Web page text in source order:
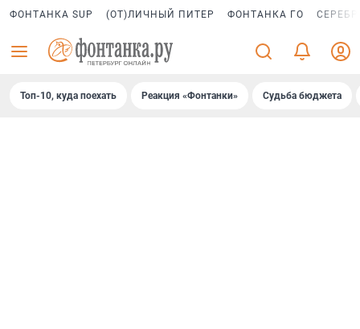
ФОНТАНКА SUP (ОТ)ЛИЧНЫЙ ПИТЕР ФОНТАНКА ГО
Топ-10, куда поехать Реакция «Фонтанки» Судьба бюджета